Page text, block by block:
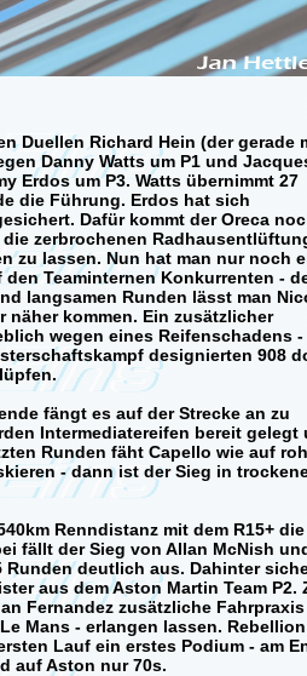
Duellen Richard Hein (der gerade
Danny Watts um P1 und
Erdos um P3. Watts übernimmt 27
die Führung. Erdos hat sich
Dafür kommt der Oreca
zerbrochenen
zu lassen. Nun hat man nur noch
den Teaminternen Konkurrenten -
langsamen Runden lässt man
näher kommen. Ein zusätzlicher
wegen eines Reifenschadens -
designierten 908
fängt es auf der Strecke an zu
Intermediatereifen bereit gelegt
Runden fäht Capello wie auf
- dann ist der Sieg in
Renndistanz mit dem R15+
fällt der Sieg von Allan McNish
Runden deutlich aus. Dahinter
aus dem Aston Martin Team P2.
Fernandez zusätzliche
Mans - erlangen lassen. Rebellion
Lauf ein erstes Podium - am
auf Aston nur 70s.